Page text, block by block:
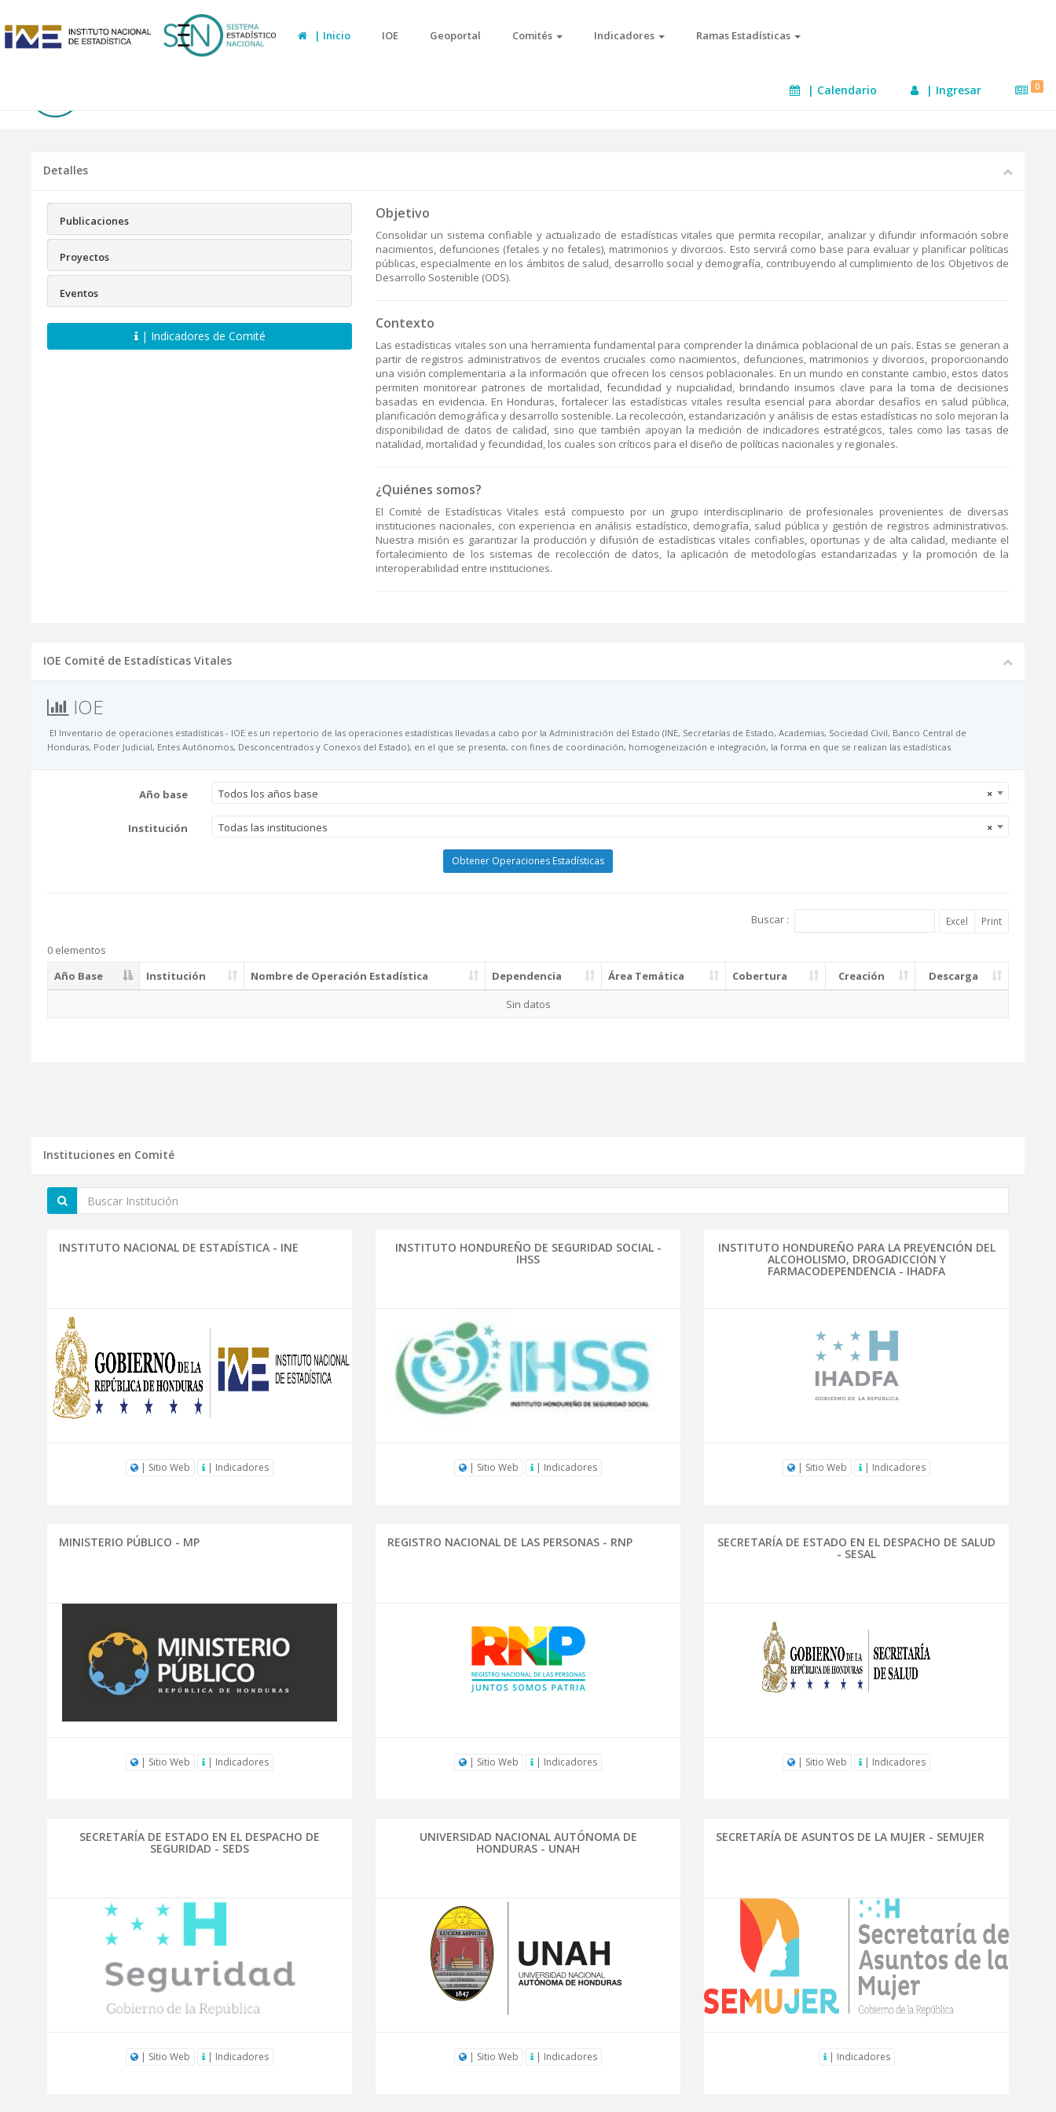
| Inicio IOE Geoportal Comités Indicadores Ramas Estadísticas
| Calendario | Ingresar 0
Detalles
Publicaciones
Proyectos
Eventos
| Indicadores de Comité
Objetivo
Consolidar un sistema confiable y actualizado de estadísticas vitales que permita recopilar, analizar y difundir información sobre
nacimientos, defunciones (fetales y no fetales), matrimonios y divorcios. Esto servirá como base para evaluar y planificar políticas
públicas, especialmente en los ámbitos de salud, desarrollo social y demografía, contribuyendo al cumplimiento de los Objetivos de
Desarrollo Sostenible (ODS).
Contexto
Las estadísticas vitales son una herramienta fundamental para comprender la dinámica poblacional de un país. Estas se generan a
partir de registros administrativos de eventos cruciales como nacimientos, defunciones, matrimonios y divorcios, proporcionando
una visión complementaria a la información que ofrecen los censos poblacionales. En un mundo en constante cambio, estos datos
permiten monitorear patrones de mortalidad, fecundidad y nupcialidad, brindando insumos clave para la toma de decisiones
basadas en evidencia. En Honduras, fortalecer las estadísticas vitales resulta esencial para abordar desafíos en salud pública,
planificación demográfica y desarrollo sostenible. La recolección, estandarización y análisis de estas estadísticas no solo mejoran la
disponibilidad de datos de calidad, sino que también apoyan la medición de indicadores estratégicos, tales como las tasas de
natalidad, mortalidad y fecundidad, los cuales son críticos para el diseño de políticas nacionales y regionales.
¿Quiénes somos?
El Comité de Estadísticas Vitales está compuesto por un grupo interdisciplinario de profesionales provenientes de diversas
instituciones nacionales, con experiencia en análisis estadístico, demografía, salud pública y gestión de registros administrativos.
Nuestra misión es garantizar la producción y difusión de estadísticas vitales confiables, oportunas y de alta calidad, mediante el
fortalecimiento de los sistemas de recolección de datos, la aplicación de metodologías estandarizadas y la promoción de la
interoperabilidad entre instituciones.
IOE Comité de Estadísticas Vitales
IOE
El Inventario de operaciones estadísticas - IOE es un repertorio de las operaciones estadísticas llevadas a cabo por la Administración del Estado (INE, Secretarías de Estado, Academias, Sociedad Civil, Banco Central de
Honduras, Poder Judicial, Entes Autónomos, Desconcentrados y Conexos del Estado), en el que se presenta, con fines de coordinación, homogeneización e integración, la forma en que se realizan las estadísticas.
Año base ×
Todos los años base
Institución ×
Todas las instituciones
Obtener Operaciones Estadísticas
Excel Print
Buscar :
0 elementos
Año Base
Institución Nombre de Operación Estadística Dependencia Área Temática Cobertura Creación
Descarga
Sin datos
Instituciones en Comité
INSTITUTO NACIONAL DE ESTADÍSTICA - INE
| Sitio Web | Indicadores
INSTITUTO HONDUREÑO DE SEGURIDAD SOCIAL -
IHSS
| Sitio Web | Indicadores
INSTITUTO HONDUREÑO PARA LA PREVENCIÓN DEL
ALCOHOLISMO, DROGADICCIÓN Y
FARMACODEPENDENCIA - IHADFA
| Sitio Web | Indicadores
MINISTERIO PÚBLICO - MP
| Sitio Web | Indicadores
REGISTRO NACIONAL DE LAS PERSONAS - RNP
| Sitio Web | Indicadores
SECRETARÍA DE ESTADO EN EL DESPACHO DE SALUD
- SESAL
| Sitio Web | Indicadores
SECRETARÍA DE ESTADO EN EL DESPACHO DE
SEGURIDAD - SEDS
| Sitio Web | Indicadores
UNIVERSIDAD NACIONAL AUTÓNOMA DE
HONDURAS - UNAH
| Sitio Web | Indicadores
SECRETARÍA DE ASUNTOS DE LA MUJER - SEMUJER
| Indicadores